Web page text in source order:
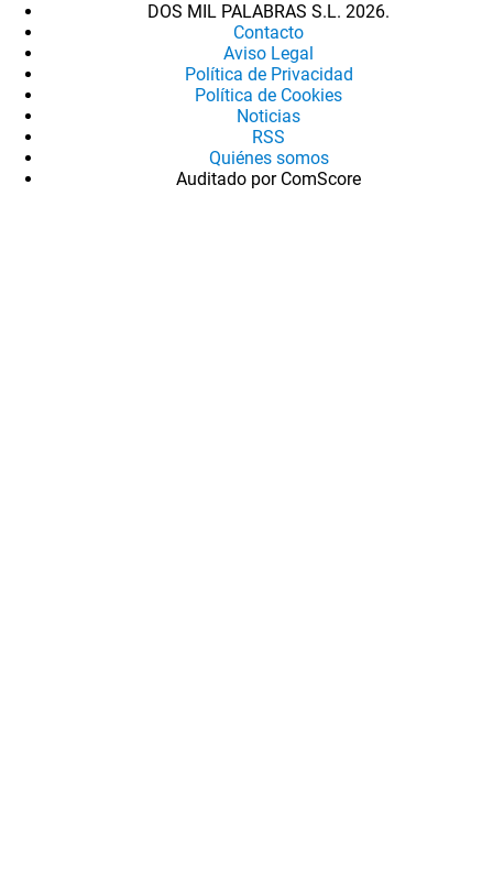
DOS MIL PALABRAS S.L. 2026.
Contacto
Aviso Legal
Política de Privacidad
Política de Cookies
Noticias
RSS
Quiénes somos
Auditado por ComScore